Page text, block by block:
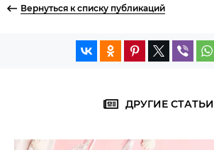
Вернуться к списку публикаций
ДРУГИЕ СТАТЬИ